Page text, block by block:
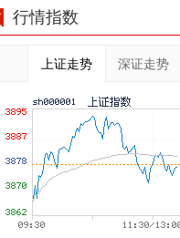
行情指数
上证走势 深证走势